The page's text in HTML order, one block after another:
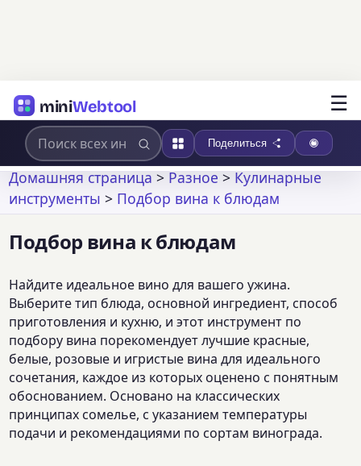
miniWebtool ☰
Поделиться
Домашняя страница>Разное>Кулинарные
инструменты > Подбор вина к блюдам
Подбор вина к блюдам
Найдите идеальное вино для вашего ужина.
Выберите тип блюда, основной ингредиент, способ
приготовления и кухню, и этот инструмент по
подбору вина порекомендует лучшие красные,
белые, розовые и игристые вина для идеального
сочетания, каждое из которых оценено с понятным
обоснованием. Основано на классических
принципах сомелье, с указанием температуры
подачи и рекомендациями по сортам винограда.